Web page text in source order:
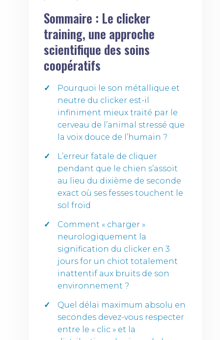
Sommaire : Le clicker
training, une approche
scientifique des soins
coopératifs
Pourquoi le son métallique et
neutre du clicker est-il
infiniment mieux traité par le
cerveau de l’animal stressé que
la voix douce de l’humain ?
L’erreur fatale de cliquer
pendant que le chien s’assoit
au lieu du dixième de seconde
exact où ses fesses touchent le
sol froid
Comment « charger »
neurologiquement la
signification du clicker en 3
jours for un chiot totalement
inattentif aux bruits de son
environnement ?
Quel délai maximum absolu en
secondes devez-vous respecter
entre le « clic » et la